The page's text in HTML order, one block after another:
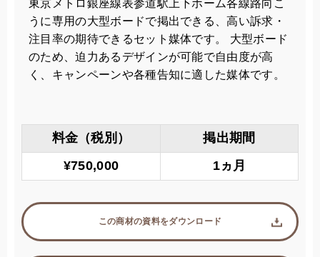
東京メトロ銀座線表参道駅上下ホーム各線路向こ
うに専用の大型ボードで掲出できる、高い訴求・
注目率の期待できるセット媒体です。 大型ボード
のため、迫力あるデザインが可能で自由度が高
く、キャンペーンや各種告知に適した媒体です。
料金（税別）
掲出期間
¥750,000
1ヵ月
この商材の資料をダウンロード